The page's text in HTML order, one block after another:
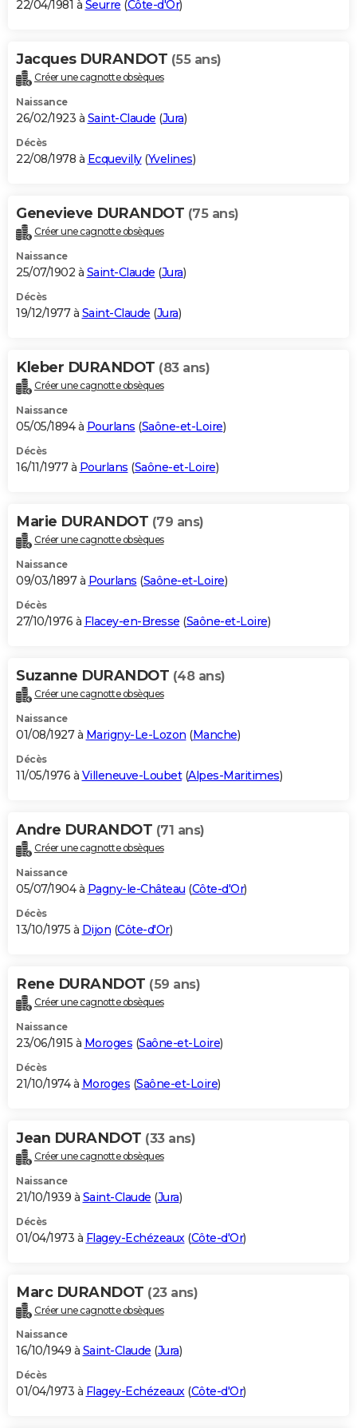
22/04/1981 à Seurre (Côte-d'Or)
Jacques DURANDOT (55 ans)
Créer une cagnotte obsèques
Naissance
26/02/1923 à Saint-Claude (Jura)
Décès
22/08/1978 à Ecquevilly(Yvelines)
Genevieve DURANDOT (75 ans)
Créer une cagnotte obsèques
Naissance
25/07/1902 à Saint-Claude (Jura)
Décès
19/12/1977 à Saint-Claude (Jura)
Kleber DURANDOT (83 ans)
Créer une cagnotte obsèques
Naissance
05/05/1894 à Pourlans (Saône-et-Loire)
Décès
16/11/1977 à Pourlans (Saône-et-Loire)
Marie DURANDOT (79 ans)
Créer une cagnotte obsèques
Naissance
09/03/1897 à Pourlans (Saône-et-Loire)
Décès
27/10/1976 à Flacey-en-Bresse (Saône-et-Loire)
Suzanne DURANDOT (48 ans)
Créer une cagnotte obsèques
Naissance
01/08/1927 à Marigny-Le-Lozon (Manche)
Décès
11/05/1976 à Villeneuve-Loubet(Alpes-Maritimes)
Andre DURANDOT (71 ans)
Créer une cagnotte obsèques
Naissance
05/07/1904 à Pagny-le-Château (Côte-d'Or)
Décès
13/10/1975 à Dijon (Côte-d'Or)
Rene DURANDOT (59 ans)
Créer une cagnotte obsèques
Naissance
23/06/1915 à Moroges (Saône-et-Loire)
Décès
21/10/1974 à Moroges (Saône-et-Loire)
Jean DURANDOT (33 ans)
Créer une cagnotte obsèques
Naissance
21/10/1939 à Saint-Claude (Jura)
Décès
01/04/1973 à Flagey-Echézeaux (Côte-d'Or)
Marc DURANDOT (23 ans)
Créer une cagnotte obsèques
Naissance
16/10/1949 à Saint-Claude (Jura)
Décès
01/04/1973 à Flagey-Echézeaux(Côte-d'Or)